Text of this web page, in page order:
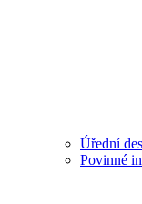
Úřední
Povinné